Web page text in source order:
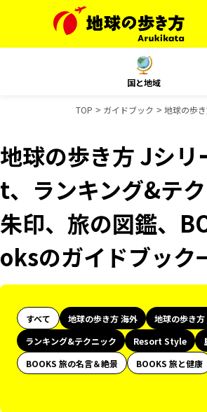
国と地域
TOP ガイドブック 地球の歩
地球の歩き方 Jシ
t、ランキング&テ
朱印、旅の図鑑、
oksのガイドブック
すべて 地球の歩き方 海外 地球の歩き方
ランキング&テクニック
Resort Style
BOOKS 旅の名言＆絶景
BOOKS 旅と健康